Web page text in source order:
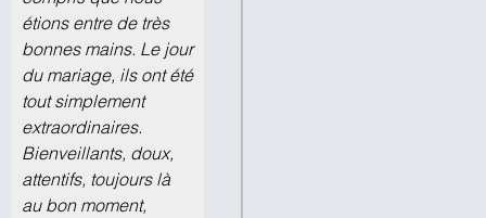
étions entre de très
bonnes mains. Le jour
du mariage, ils ont été
tout simplement
extraordinaires.
Bienveillants, doux,
attentifs, toujours là
au bon moment,